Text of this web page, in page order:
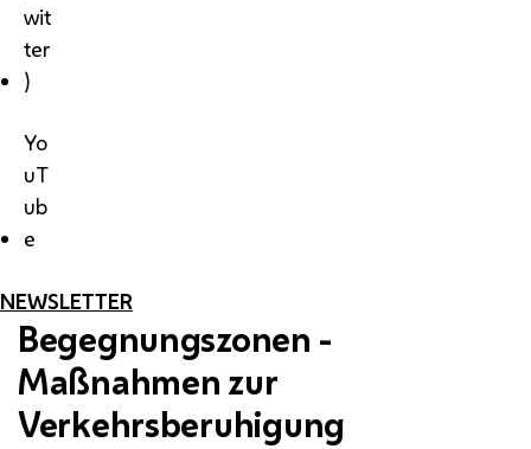
wit
ter
)
Yo
uT
ub
e
NEWSLETTER
Begegnungszonen -
Maßnahmen zur
Verkehrsberuhigung